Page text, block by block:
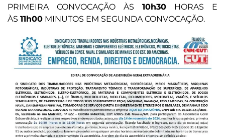
PRIMEIRA CONVOCAÇÃO ÀS 10h30 HORAS E
ÀS 11h00 MINUTOS EM SEGUNDA CONVOCAÇÃO.